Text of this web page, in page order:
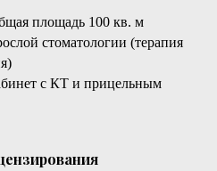
площадь 100 кв. м
стоматологии (терапия
с КТ и прицельным